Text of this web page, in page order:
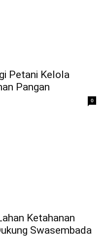
Petani Kelola
Pangan
0
Ketahanan
Swasembada